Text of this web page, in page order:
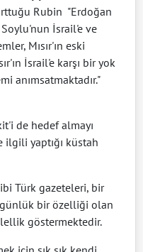
Rubin "Erdoğan
İsrail'e ve
Mısır'ın eski
İsrail'e karşı bir yok
anımsatmaktadır."
de hedef almayı
ilgili yaptığı küstah
Türk gazeteleri, bir
bir özelliği olan
göstermektedir.